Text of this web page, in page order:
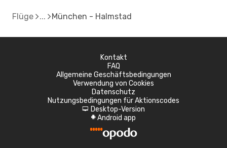
Flüge München - Halmstad
Kontakt
FAQ
Allgemeine Geschäftsbedingungen
Verwendung von Cookies
Datenschutz
Nutzungsbedingungen für Aktionscodes
d Desktop-Version
A Android app